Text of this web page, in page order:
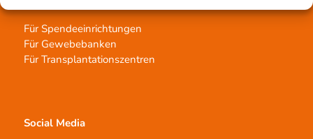
Für Spendeeinrichtungen
Für Gewebebanken
Für Transplantationszentren
Social Media